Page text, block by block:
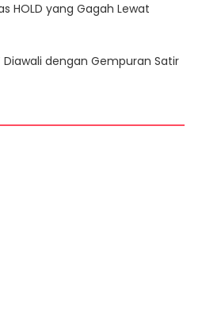
HOLD yang Gagah Lewat
Diawali dengan Gempuran Satir